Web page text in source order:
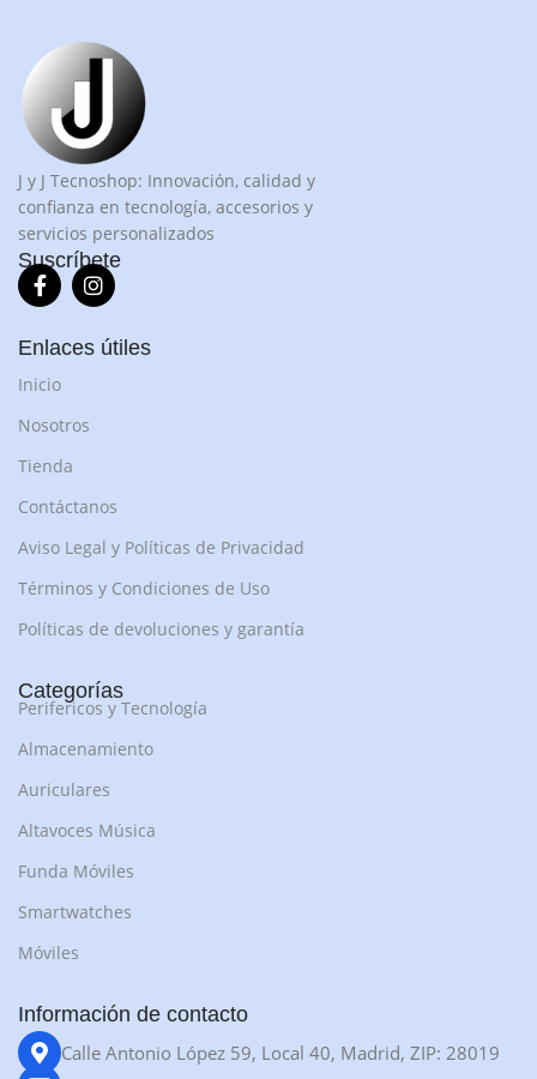
J y J Tecnoshop: Innovación, calidad y
confianza en tecnología, accesorios y
servicios personalizados
Suscríbete
Enlaces útiles
Inicio
Nosotros
Tienda
Contáctanos
Aviso Legal y Políticas de Privacidad
Términos y Condiciones de Uso
Políticas de devoluciones y garantía
Categorías
Perifericos y Tecnología
Almacenamiento
Auriculares
Altavoces Música
Funda Móviles
Smartwatches
Móviles
Información de contacto
Calle Antonio López 59, Local 40, Madrid, ZIP: 28019